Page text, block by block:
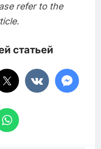
refer to the
статьей